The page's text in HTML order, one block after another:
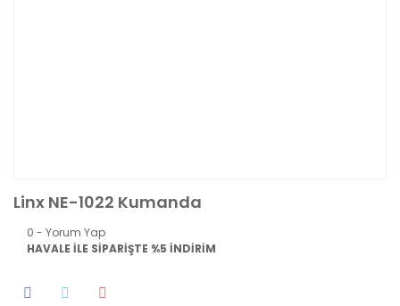
Linx NE-1022 Kumanda
0 - Yorum Yap
HAVALE İLE SİPARİŞTE %5 İNDİRİM